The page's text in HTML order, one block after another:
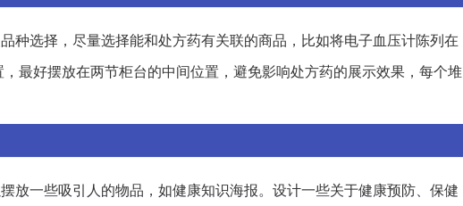
种选择，尽量选择能和处方药有关联的商品，比如将电子血压计陈列在
最好摆放在两节柜台的中间位置，避免影响处方药的展示效果，每个堆
放一些吸引人的物品，如健康知识海报。设计一些关于健康预防、保健